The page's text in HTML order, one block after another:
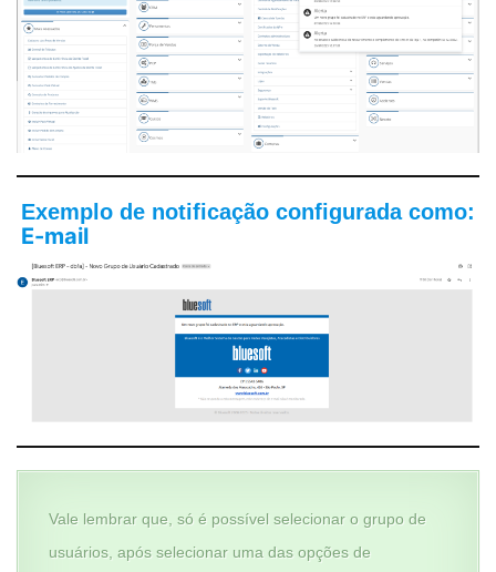
Exemplo de notificação configurada como:
E-mail
Vale lembrar que, só é possível selecionar o grupo de
usuários, após selecionar uma das opções de